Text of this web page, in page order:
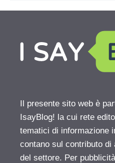
Il presente sito web è
IsayBlog! la cui rete
tematici di informazione
contano sul contributo di
del settore. Per